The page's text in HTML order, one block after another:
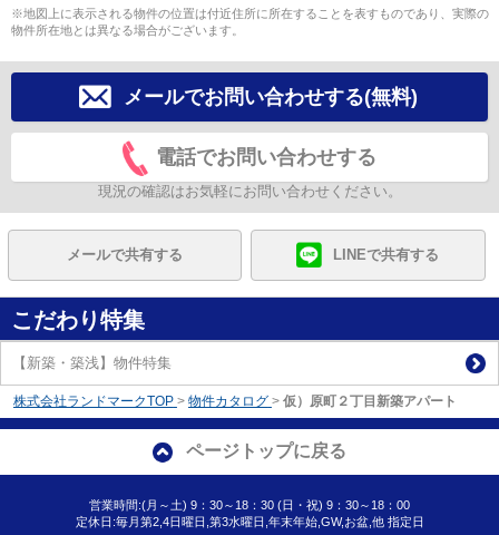
※地図上に表示される物件の位置は付近住所に所在することを表すものであり、実際の
物件所在地とは異なる場合がございます。
メールでお問い合わせする(無料)
電話でお問い合わせする
現況の確認はお気軽にお問い合わせください。
メールで共有する LINEで共有する
こだわり特集
【新築・築浅】物件特集
株式会社ランドマークTOP > 物件カタログ > 仮）原町２丁目新築アパート
ページトップに戻る
営業時間:(月～土) 9：30～18：30 (日・祝) 9：30～18：00
定休日:毎月第2,4日曜日,第3水曜日,年末年始,GW,お盆,他 指定日